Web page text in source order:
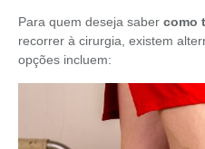
Para quem deseja saber como
recorrer à cirurgia, existem
opções incluem: